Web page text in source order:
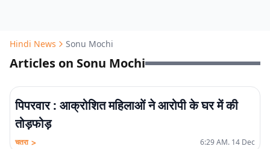
Hindi News Sonu Mochi
Articles on Sonu Mochi
पिपरवार : आक्रोशित महिलाओं ने आरोपी के घर में की
तोड़फोड़
चतरा > 6:29 AM. 14 Dec